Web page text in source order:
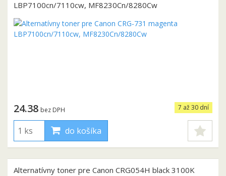
LBP7100cn/7110cw, MF8230Cn/8280Cw
7 až 30 dní
24.38 bez DPH
do košíka
Alternatívny toner pre Canon CRG054H black 3100K